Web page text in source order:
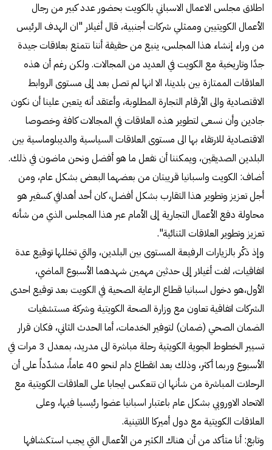
اطلاق مجلس الاعمال الاسباني بالكويت بحضور عدد كبير من رجال
الأعمال الكويتيين وممثلي شركات أجنبية، قال أغيلار "ان الهدف الرئيس
من وراء إنشاء هذا المجلس، ينبع من حقيقة أننا نتمتع بعلاقات جيدة
جدًا وتاريخية مع الكويت في العديد من المجالات. ولكن رغم أن هذه
العلاقات الممتازة بين بلدينا، الا انها لم تصل بعد إلى مستوى الروابط
الاقتصادية والى الأرقام التجارة المطلوبة، وأعتقد أنه يتعين علينا أن نكون
جادين وأن نسعى لتطوير هذه العلاقات في المجالات كافة وخصوصا
الاقتصادية للارتقاء بها الى مستوى العلاقات السياسية والديبلوماسية بين
البلدين الصديقين، ويمكننا أن نفعل ما هو أفضل ونحن ماضون في ذلك.
أضاف: الكويت واسبانيا قريبتان من بعضهما البعض بشكل عام، ومن
أجل تعزيز وتطوير هذا التقارب بشكل أفضل، كان أحد أهدافي كسفير هو
محاولة دفع الأعمال التجارية إلى الأمام عبر هذا المجلس الذي من شأنه
تعزيز وتطوير العلاقات الثنائية".
وإذ ذكّر بالزيارات الرفيعة المستوى بين البلدين، والتي تخللها توقيع عدة
اتفاقيات، لفت أغيلار إلى حدثين مهمين شهدهما الأسبوع الماضي،
الأول،هو دخول اسبانيا قطاع الرعاية الصحية في الكويت بعد توقيع احدى
الشركات اتفاقية تعاون مع وزارة الصحة الكويتية وشركة مستشفيات
الضمان الصحي (ضمان) لتوفير الخدمات، أما الحدث الثاني، فكان قرار
تسيير الخطوط الجوية الكويتية رحلة مباشرة الى مدريد، بمعدل 3 مرات في
الأسبوع وربما أكثر، وذلك بعد انقطاع دام لنحو 40 عاماً، مشدّداً على أن
الرحلات المباشرة من شأنها ان تنعكس ايجابا على العلاقات الكويتية مع
الاتحاد الاوروبي بشكل عام باعتبار اسبانيا عضوا رئيسيا فيها، وعلى
العلاقات الكويتية مع دول أميركا اللاتينية.
وتابع: أنا متأكد من أن هناك الكثير من الأعمال التي يجب استكشافها